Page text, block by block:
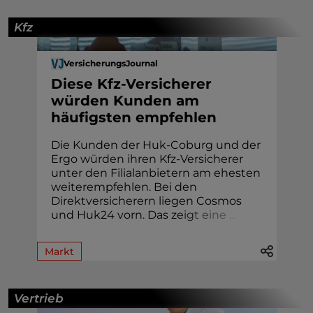
Kfz
VersicherungsJournal
Diese Kfz-Versicherer
würden Kunden am
häufigsten empfehlen
Die Kunden der Huk-Coburg und der
Ergo würden ihren Kfz-Versicherer
unter den Filialanbietern am ehesten
weiterempfehlen. Bei den
Direktversicherern liegen Cosmos
und Huk24 vorn. Das zeigt eine
Markt
Vertrieb